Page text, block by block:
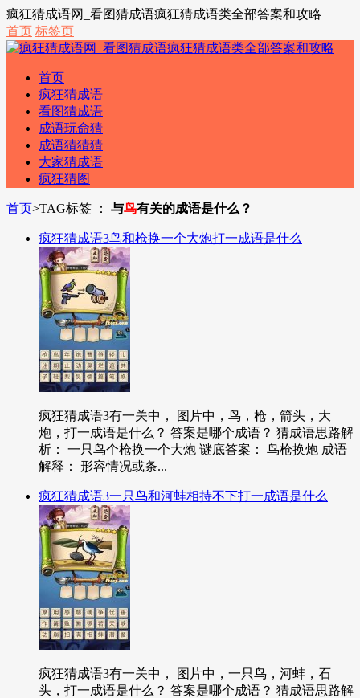
疯狂猜成语网_看图猜成语疯狂猜成语类全部答案和攻略
首页 标签页
首页
疯狂猜成语
看图猜成语
成语玩命猜
成语猜猜猜
大家猜成语
疯狂猜图
首页>TAG标签 ： 与鸟有关的成语是什么？
疯狂猜成语3鸟和枪换一个大炮打一成语是什么
疯狂猜成语3有一关中， 图片中，鸟，枪，箭头，大
炮，打一成语是什么？ 答案是哪个成语？ 猜成语思路解
析： 一只鸟个枪换一个大炮 谜底答案： 鸟枪换炮 成语
解释： 形容情况或条...
疯狂猜成语3一只鸟和河蚌相持不下打一成语是什么
疯狂猜成语3有一关中， 图片中，一只鸟，河蚌，石
头，打一成语是什么？ 答案是哪个成语？ 猜成语思路解